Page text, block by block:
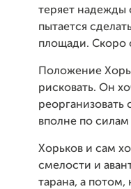
теряет надежды
пытается
площади. Скоро
Положение
рисковать. Он
реорганизовать
вполне по силам
Хорьков и сам
смелости и
тарана, а потом,